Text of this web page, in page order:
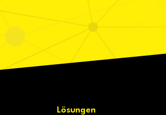
Lösungen